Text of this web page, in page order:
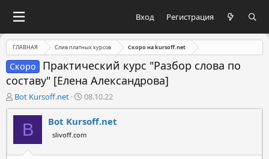
Вход Регистрация
ГЛАВНАЯ Слив платных курсов Скоро на kursoff.net
Скоро
Практический курс "Разбор слова по
составу" [Елена Александрова]
А
в
т
Bot Kursoff.net
Д
а
т
а
н
08.10.22
B Bot Kursoff.net
slivoff.com